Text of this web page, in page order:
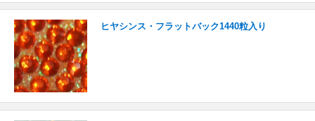
ヒヤシンス・フラットバック1440粒入り